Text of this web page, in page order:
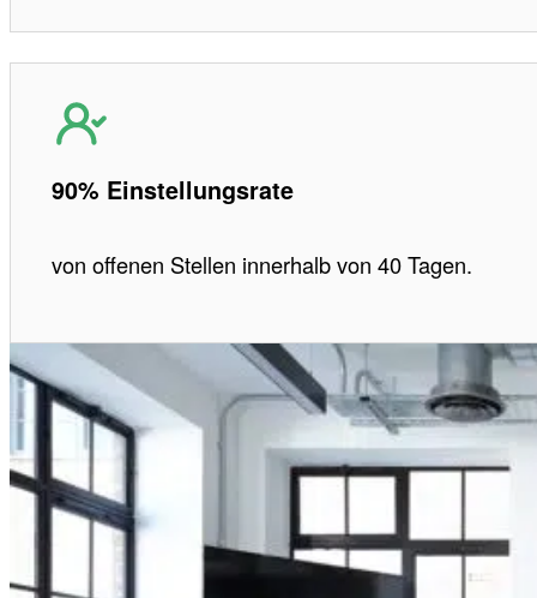
90% Einstellungsrate
von offenen Stellen innerhalb von 40 Tagen.